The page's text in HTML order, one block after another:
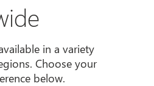
in a variety
Choose your
below.